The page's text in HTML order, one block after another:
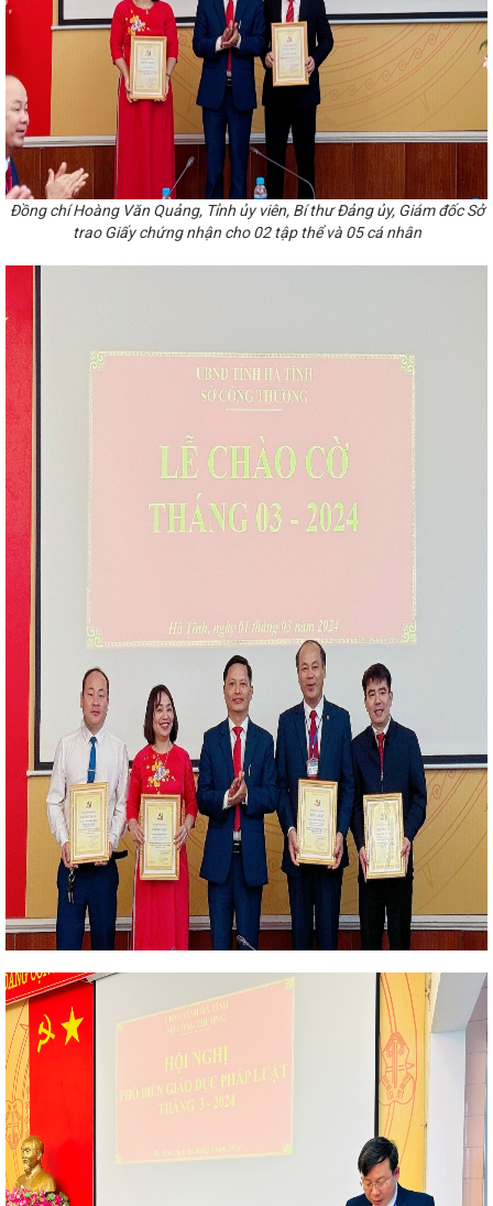
Nguyên tổ chức tại thành phố Đà
Công nghệ bảo vệ môi trường
hơi chào mừng chào mừng Đại
Chiến lược phát triển năng lượng
nhìn đến năm 2050
Tổng Bí thư,
Joe Biden
THỰC TRẠNG VÀ
GỖ TRÊN ĐỊA BÀN TỈNH HÀ
an toàn, ổn định các nhà máy
đề án sắp xếp huyện, xã theo quy
thứ 5, Quốc hội khóa XV
TỔ
SỞ CÔNG THƯƠNG TỈNH HÀ TĨNH
người tiêu dùng giữa Ủy ban Cạnh
quốc Anh và Bắc Ai-len
máy nhiệt điện Vũng Áng II - Công
viên, người lao động ngành Công
với sản xuất, lắp ráp ô tô trong
quan tâm về phát triển năng
thành kế hoạch kiểm tra Công
tỉnh làm việc với CĐN Công
2023-2028
tháng 3 năm 2024
Nhà máy
đầu tiên
Giải pháp quản lý
hiện chính quyền địa phương 02
huấn tuyên truyền Cuộc vận động
tại huyện Nghi Xuân năm 2023
trọng điểm ngành năng lượng
Ban Chấp hành Đảng bộ tỉnh đánh giá
dựng dự án điện mặt trời đầu tiên
nội dung
Trong mọi tình
vụ nhu cầu thị trường trong
Viết Nghệ Tĩnh kéo dài về phía
- triển khai công tác tháng 4 năm
triển ngành công nghiệp môi
địa bàn tỉnh Hà Tĩnh
Bộ Công
Biên bản ghi nhớ về phát triển
phòng tỉnh giành giải nhất Hội thi
hình sản xuất công nghiệp tháng 7
13 Ủy ban hợp tác kinh tế, thương
gia Hội nghị Kết nối cung - cầu
phố trong cả nước
Hà Tĩnh
khai hoạt động Khoa học công
trên môi trường mạng internet như
đến người tiêu dùng
Thành
Thúc đẩy hợp tác giữa TP Hồ Chí
Tăng trưởng GRDP Hà Tĩnh ước
pháp luật về cụm công nghiệp
thông qua 369 nghị quyết
Hà
Đại hội XIV của Đảng
NQ-CP ngày 28/10/2024 của Chính
của Tỉnh ủy về việc thực hiện Chỉ
thư Trung ương Đảng khóa XIII về
bán hàng hóa trong thương mại
Kỳ họp thứ 34, HĐND tỉnh: Đại
Không để lọt vào Trung ương
Chủ tịch UBND tỉnh: Quyết tâm tạo
vững giai đoạn 2026 - 2030
công nghiệp trên địa bàn tỉnh Hà
Đồng chí Hoàng Văn Quảng, Tỉnh ủy viên, Bí thư Đảng ủy, Giám đốc Sở
trao Giấy chứng nhận cho 02 tập thể và 05 cá nhân